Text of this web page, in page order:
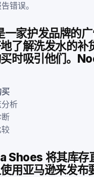
错误。
家护发品牌的
了解洗发水的补
时吸引他们。
析
Shoes 将其库存
用亚马逊来发布